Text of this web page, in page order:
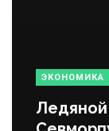
ЭКОНОМИКА
Ледяной